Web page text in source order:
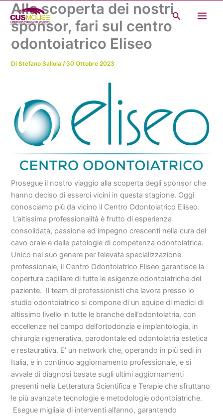
contenuto
Cerca
Alla scoperta dei nostri
sponsor, fari sul centro
odontoiatrico Eliseo
DiStefano Saliola/30 Ottobre 2023
Prosegue il nostro viaggio alla scoperta degli sponsor che
hanno deciso di esserci vicini in questa stagione. Oggi
conosciamo più da vicino il Centro Odontoiatrico Eliseo.
L’altissima professionalità è frutto di esperienza
consolidata, passione ed impegno crescenti nella cura del
cavo orale e delle patologie di competenza odontoiatrica.
Unico nel suo genere per l’elevata specializzazione
professionale, il Centro Odontoiatrico Eliseo garantisce la
copertura capillare di tutte le esigenze odontoiatriche del
paziente. Il team di professionisti che lavora presso lo
studio odontoiatrico si compone di un equipe di medici di
altissimo livello in tutte le branche dell’odontoiatria, con
eccellenze nel campo dell’ortodonzia e implantologia, in
chirurgia rigenerativa, parodontale ed odontoiatria estetica
e restaurativa. E’ un network che, operando in più sedi in
Italia, è in continuo aggiornamento professionale, e si
avvale di diagnosi basate sugli ultimi aggiornamenti
presenti nella Letteratura Scientifica e Terapie che sfruttano
le più avanzate tecnologie e metodologie odontoiatriche.
Esegue migliaia di interventi all’anno, garantendo